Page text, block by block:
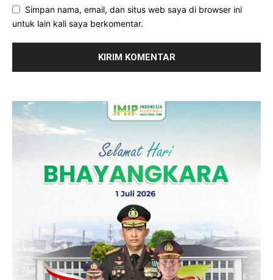
Simpan nama, email, dan situs web saya di browser ini
untuk lain kali saya berkomentar.